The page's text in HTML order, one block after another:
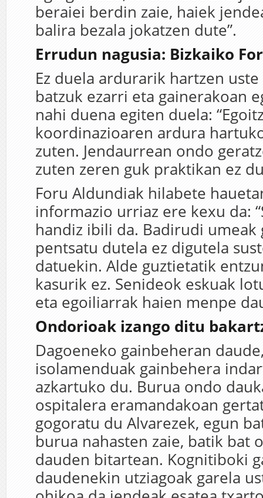
beraiei berdin zaie, haiek
balira bezala jokatzen dute”.
Errudun nagusia: Bizkaiko
Ez duela ardurarik hartzen
batzuk ezarri eta gainerakoan
nahi duena egiten duela:
koordinazioaren ardura
zuten. Jendaurrean ondo
zuten zeren guk praktikan ez
Foru Aldundiak hilabete
informazio urriaz ere kexu da:
handiz ibili da. Badirudi umeak
pentsatu dutela ez digutela
datuekin. Alde guztietatik
kasurik ez. Senideok eskuak
eta egoiliarrak haien menpe
Ondorioak izango ditu
Dagoeneko gainbeheran
isolamenduak gainbehera
azkartuko du. Burua ondo
ospitalera eramandakoan
gogoratu du Alvarezek, egun
burua nahasten zaie, batik bat
dauden bitartean. Kognitiboki
daudenekin utziagoak garela